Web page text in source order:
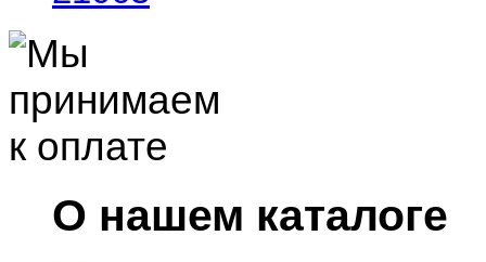
О нашем каталоге